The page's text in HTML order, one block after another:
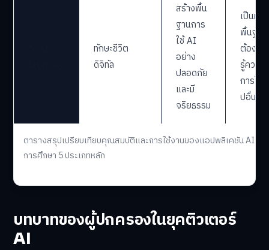
ตารางสรุปเปรียบเทียบคุณสมบัติและการใช้งานของแอปพลิเคชัน AI เพื่
การศึกษา 5 ประเภทหลัก
ทักษะชีวิต
ดิจิทัล
สร้างพื้น
ฐานการ
ใช้ AI
อย่าง
ปลอดภัย
และมี
จริยธรรม
เป็นทัก
พื้นฐา
ต้องเรี
รู้ควบ
การใช้
ปอื่นๆ
บทบาทของผู้ปกครองในยุคติวเตอร์
AI